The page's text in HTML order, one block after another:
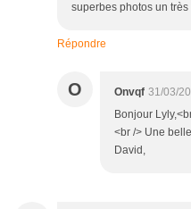
superbes photos un
Répondre
O Onvqf 31/03/
Bonjour
<br /> Une
David,